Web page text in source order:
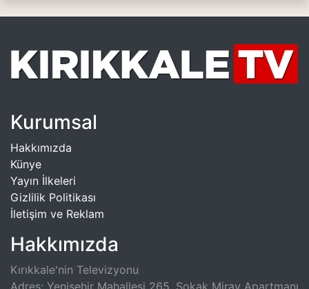
Kurumsal
Hakkımızda
Künye
Yayın İlkeleri
Gizlilik Politikası
İletişim ve Reklam
Hakkımızda
Kırıkkale'nin Televizyonu